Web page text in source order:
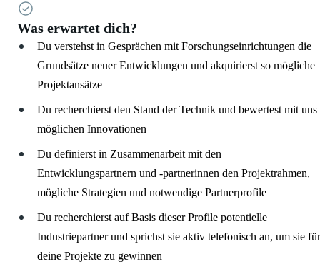
Was erwartet dich?
Du verstehst in Gesprächen mit Forschungseinrichtungen die
Grundsätze neuer Entwicklungen und akquirierst so mögliche
Projektansätze
Du recherchierst den Stand der Technik und bewertest mit uns
möglichen Innovationen
Du definierst in Zusammenarbeit mit den
Entwicklungspartnern und -partnerinnen den Projektrahmen,
mögliche Strategien und notwendige Partnerprofile
Du recherchierst auf Basis dieser Profile potentielle
Industriepartner und sprichst sie aktiv telefonisch an, um sie für
deine Projekte zu gewinnen